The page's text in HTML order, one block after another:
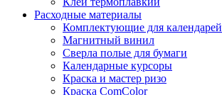
Расходные материалы
Комплектующие для календарей
Магнитный винил
Сверла полые для бумаги
Календарные курсоры
Краска и мастер ризо
Краска ComColor